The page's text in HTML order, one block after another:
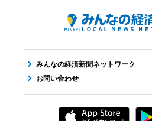
みんなの経済新聞ネットワーク
お問い合わせ